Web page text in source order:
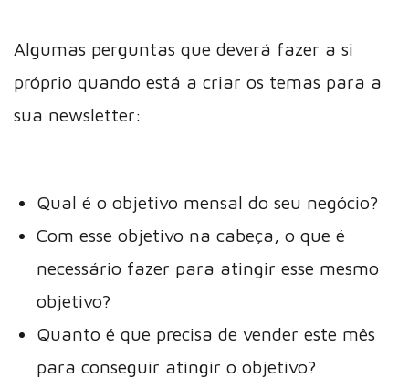
Algumas perguntas que deverá fazer a si
próprio quando está a criar os temas para a
sua newsletter:
Qual é o objetivo mensal do seu negócio?
Com esse objetivo na cabeça, o que é
necessário fazer para atingir esse mesmo
objetivo?
Quanto é que precisa de vender este mês
para conseguir atingir o objetivo?